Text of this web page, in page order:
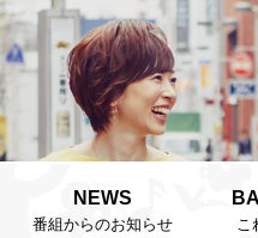
NEWS
番組からのお知らせ こ